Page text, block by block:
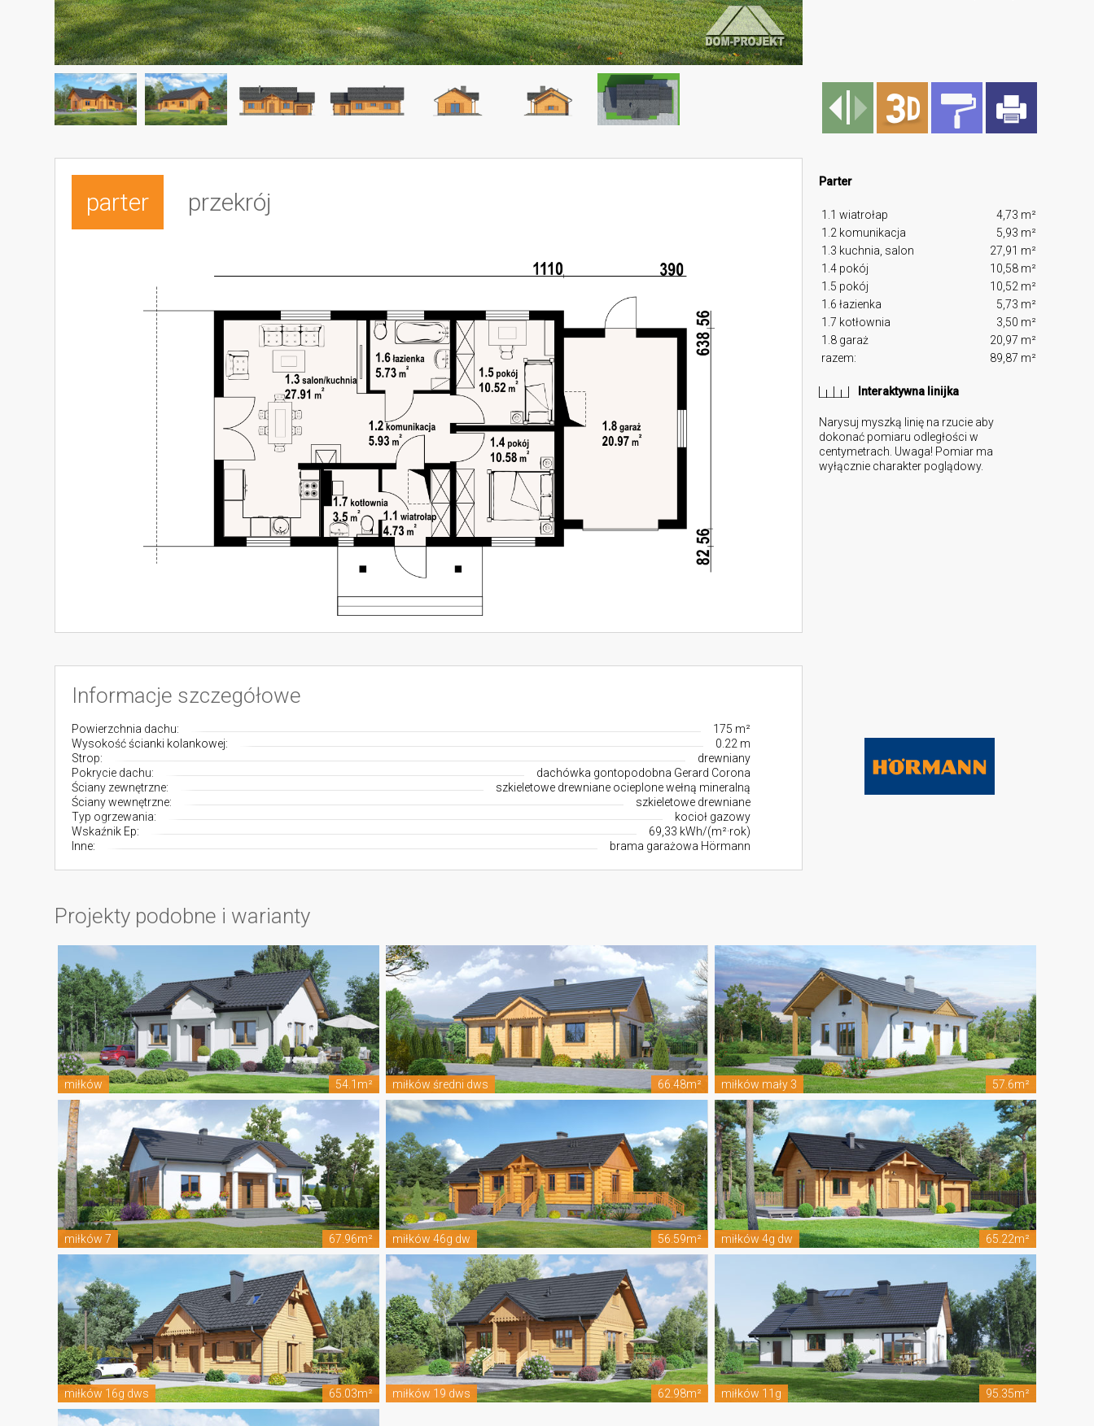
parter przekrój
Parter
1.1 wiatrołap
4,73 m²
1.2 komunikacja
5,93 m²
1.3 kuchnia, salon
27,91 m²
1.4 pokój
10,58 m²
1.5 pokój
10,52 m²
1.6 łazienka
5,73 m²
1.7 kotłownia
3,50 m²
1.8 garaż
20,97 m²
razem:
89,87 m²
Interaktywna linijka
Narysuj myszką linię na rzucie aby
dokonać pomiaru odległości w
centymetrach. Uwaga! Pomiar ma
wyłącznie charakter poglądowy.
Informacje szczegółowe
Powierzchnia dachu:
175 m²
Wysokość ścianki kolankowej:
0.22 m
Strop:
drewniany
Pokrycie dachu:
dachówka gontopodobna Gerard Corona
Ściany zewnętrzne:
szkieletowe drewniane ocieplone wełną mineralną
Ściany wewnętrzne:
szkieletowe drewniane
Typ ogrzewania:
kocioł gazowy
Wskaźnik Ep:
69,33 kWh/(m²·rok)
Inne:
brama garażowa Hörmann
Projekty podobne i warianty
miłków 54.1m² miłków średni dws 66.48m² miłków mały 3 57.6m²
miłków 7 67.96m² miłków 46g dw 56.59m² miłków 4g dw 65.22m²
miłków 16g dws 65.03m² miłków 19 dws 62.98m² miłków 11g 95.35m²